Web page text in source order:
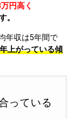
円高く
。
年収は5年間で
上がっている傾
っている